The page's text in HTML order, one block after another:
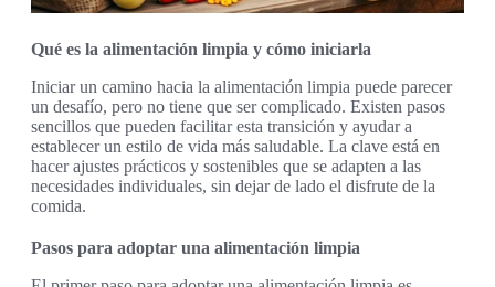
Qué es la alimentación limpia y cómo iniciarla
Iniciar un camino hacia la alimentación limpia puede parecer
un desafío, pero no tiene que ser complicado. Existen pasos
sencillos que pueden facilitar esta transición y ayudar a
establecer un estilo de vida más saludable. La clave está en
hacer ajustes prácticos y sostenibles que se adapten a las
necesidades individuales, sin dejar de lado el disfrute de la
comida.
Pasos para adoptar una alimentación limpia